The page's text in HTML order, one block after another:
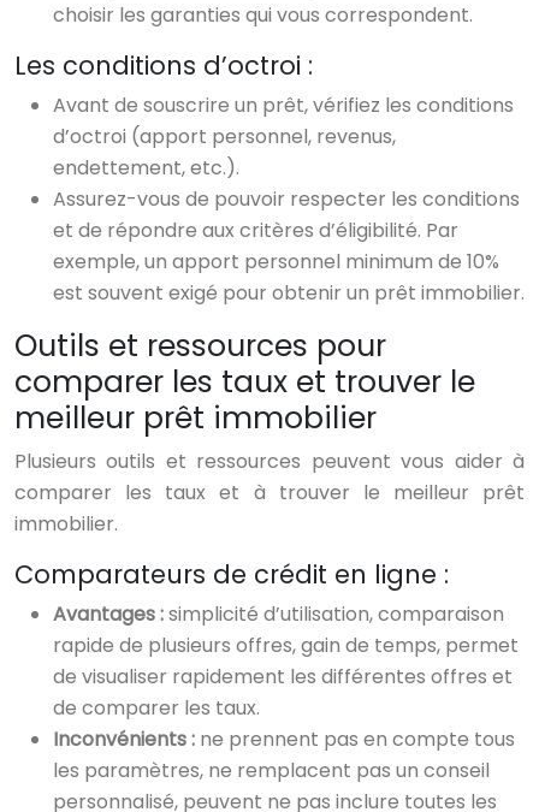
choisir les garanties qui vous correspondent.
Les conditions d’octroi :
Avant de souscrire un prêt, vérifiez les conditions
d’octroi (apport personnel, revenus,
endettement, etc.).
Assurez-vous de pouvoir respecter les conditions
et de répondre aux critères d’éligibilité. Par
exemple, un apport personnel minimum de 10%
est souvent exigé pour obtenir un prêt immobilier.
Outils et ressources pour
comparer les taux et trouver le
meilleur prêt immobilier
Plusieurs outils et ressources peuvent vous aider à
comparer les taux et à trouver le meilleur prêt
immobilier.
Comparateurs de crédit en ligne :
Avantages :simplicité d’utilisation, comparaison
rapide de plusieurs offres, gain de temps, permet
de visualiser rapidement les différentes offres et
de comparer les taux.
Inconvénients : ne prennent pas en compte tous
les paramètres, ne remplacent pas un conseil
personnalisé, peuvent ne pas inclure toutes les